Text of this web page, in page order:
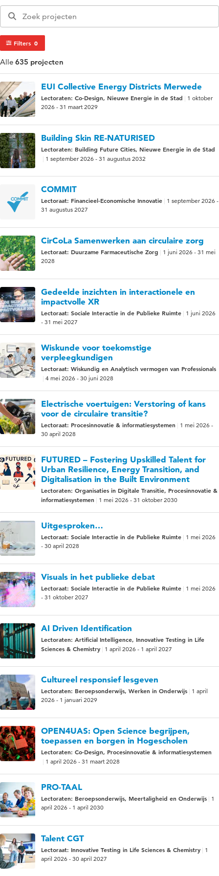
Filters 0
Alle 635 projecten
EUI Collective Energy Districts Merwede
Lectoraten: Co-Design, Nieuwe Energie in de Stad
1 oktober
2026 - 31 maart 2029
Building Skin RE-NATURISED
Lectoraten: Building Future Cities, Nieuwe Energie in de Stad
1 september 2026 - 31 augustus 2032
COMMIT
Lectoraat: Financieel-Economische Innovatie
1 september 2026 -
31 augustus 2027
CirCoLa Samenwerken aan circulaire zorg
Lectoraat: Duurzame Farmaceutische Zorg
1 juni 2026 - 31 mei
2028
Gedeelde inzichten in interactionele en
impactvolle XR
Lectoraat: Sociale Interactie in de Publieke Ruimte
1 juni 2026
- 31 mei 2027
Wiskunde voor toekomstige
verpleegkundigen
Lectoraat: Wiskundig en Analytisch vermogen van Professionals
4 mei 2026 - 30 juni 2028
Electrische voertuigen: Verstoring of kans
voor de circulaire transitie?
Lectoraat: Procesinnovatie & informatiesystemen
1 mei 2026 -
30 april 2028
FUTURED – Fostering Upskilled Talent for
Urban Resilience, Energy Transition, and
Digitalisation in the Built Environment
Lectoraten: Organisaties in Digitale Transitie, Procesinnovatie &
informatiesystemen
1 mei 2026 - 31 oktober 2030
Uitgesproken…
Lectoraat: Sociale Interactie in de Publieke Ruimte
1 mei 2026
- 30 april 2028
Visuals in het publieke debat
Lectoraat: Sociale Interactie in de Publieke Ruimte
1 mei 2026
- 31 oktober 2027
AI Driven Identification
Lectoraten: Artificial Intelligence, Innovative Testing in Life
Sciences & Chemistry
1 april 2026 - 1 april 2027
Cultureel responsief lesgeven
Lectoraten: Beroepsonderwijs, Werken in Onderwijs
1 april
2026 - 1 januari 2029
OPEN4UAS: Open Science begrijpen,
toepassen en borgen in Hogescholen
Lectoraten: Co-Design, Procesinnovatie & informatiesystemen
1 april 2026 - 31 maart 2028
PRO-TAAL
Lectoraten: Beroepsonderwijs, Meertaligheid en Onderwijs
1
april 2026 - 1 april 2030
Talent CGT
Lectoraat: Innovative Testing in Life Sciences & Chemistry
1
april 2026 - 30 april 2027